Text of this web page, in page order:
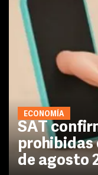
ECONOMÍA
SAT
prohibidas
de agosto